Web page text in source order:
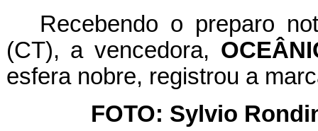
Recebendo o preparo
(CT), a vencedora,
esfera nobre, registrou a
FOTO: Sylvio